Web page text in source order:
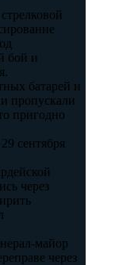
бой и
батарей и
пропускали
пригодно
сентября
через
майор
через